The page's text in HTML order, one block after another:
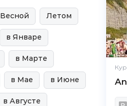
Весной Летом
в Январе
в Марте
в Мае в Июне
в Августе